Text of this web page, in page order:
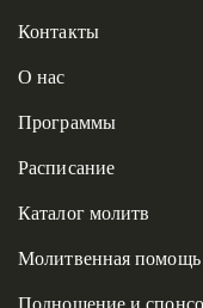
Контакты
О нас
Программы
Расписание
Каталог молитв
Молитвенная помощь